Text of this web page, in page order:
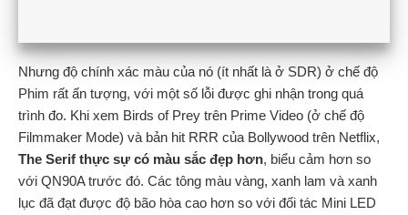
Nhưng độ chính xác màu của nó (ít nhất là ở SDR) ở chế độ
Phim rất ấn tượng, với một số lỗi được ghi nhận trong quá
trình đo. Khi xem Birds of Prey trên Prime Video (ở chế độ
Filmmaker Mode) và bản hit RRR của Bollywood trên Netflix,
The Serif thực sự có màu sắc đẹp hơn, biểu cảm hơn so
với QN90A trước đó. Các tông màu vàng, xanh lam và xanh
lục đã đạt được độ bão hòa cao hơn so với đối tác Mini LED